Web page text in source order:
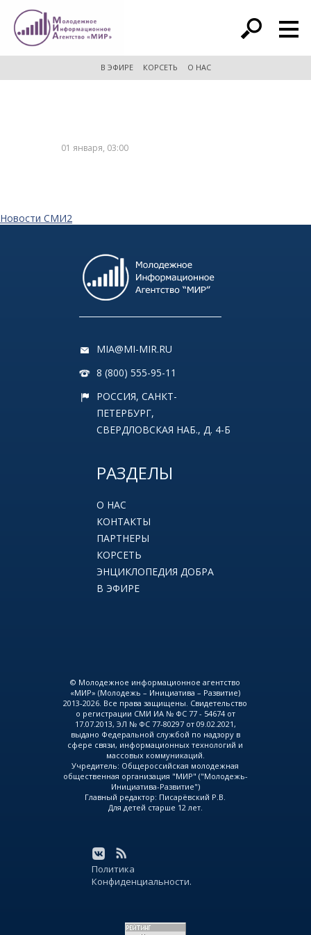
расширенный поиск
В ЭФИРЕ КОРСЕТЬ О НАС
01 января, 03:00
Новости СМИ2
MIA@MI-MIR.RU
8 (800) 555-95-11
РОССИЯ, САНКТ-
ПЕТЕРБУРГ,
СВЕРДЛОВСКАЯ НАБ., Д. 4-Б
РАЗДЕЛЫ
О НАС
КОНТАКТЫ
ПАРТНЕРЫ
КОРСЕТЬ
ЭНЦИКЛОПЕДИЯ ДОБРА
В ЭФИРЕ
© Молодежное информационное агентство
«МИР» (Молодежь – Инициатива – Развитие)
2013-2026. Все права защищены. Свидетельство
о регистрации СМИ ИА № ФС 77 - 54674 от
17.07.2013, ЭЛ № ФС 77-80297 от 09.02.2021,
выдано Федеральной службой по надзору в
сфере связи, информационных технологий и
массовых коммуникаций.
Учредитель: Общероссийская молодежная
общественная организация "МИР" ("Молодежь-
Инициатива-Развитие")
Главный редактор: Писарёвский Р.В.
Для детей старше 12 лет.
Политика
Конфиденциальности.